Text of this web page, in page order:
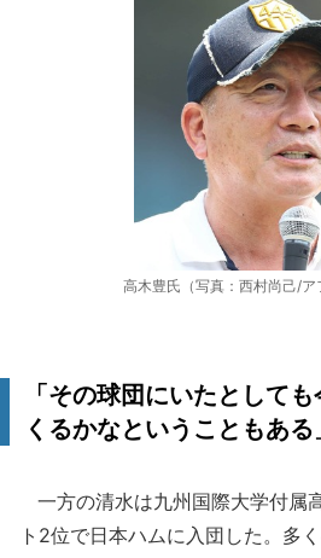
高木豊氏（写真：西村尚己/ア
「その球団にいたとして
くるかなということもある
一方の清水は九州国際大学付属
ト2位で日本ハムに入団した。多